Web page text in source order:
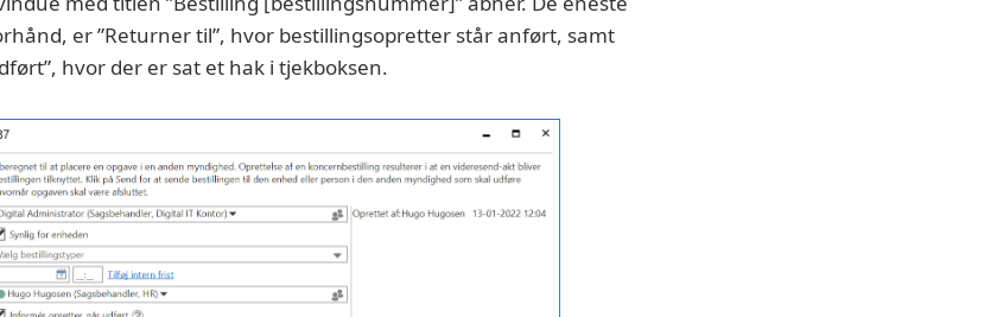
er ”Returner til”, hvor bestillingsopretter står anført, samt
hvor der er sat et hak i tjekboksen.